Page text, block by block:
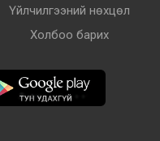
Үйлчилгээний нөхцөл
Холбоо барих